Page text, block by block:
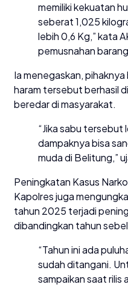
memiliki kekuatan
seberat 1,025
lebih 0,6 Kg,” kata
pemusnahan
Ia menegaskan,
haram tersebut berhasil
beredar di masyarakat.
“Jika sabu tersebut
dampaknya bisa
muda di Belitung,”
Peningkatan Kasus
Kapolres juga
tahun 2025 terjadi
dibandingkan tahun
“Tahun ini ada
sudah ditangani.
sampaikan saat rilis